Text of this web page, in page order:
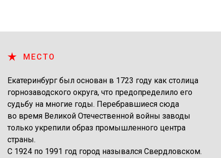
МЕСТО
Екатеринбург был основан в 1723 году как столица
горнозаводского округа, что предопределило его
судьбу на многие годы. Перебравшиеся сюда
во время Великой Отечественной войны заводы
только укрепили образ промышленного центра
страны.
С 1924 по 1991 год город назывался Свердловском.